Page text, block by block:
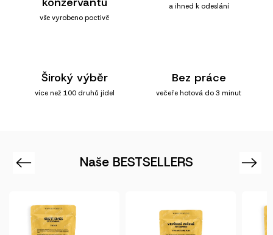
vše vyrobeno poctivě
a ihned k odeslání
Široký výběr
více než 100 druhů jídel
Bez práce
večeře hotová do 3 minut
Naše BESTSELLERS
Previous Next